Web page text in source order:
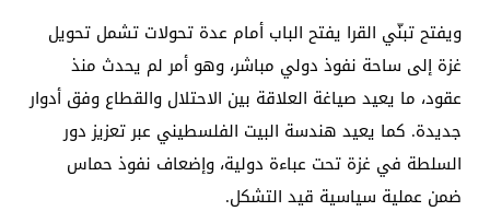
ويفتح تبنّي القرا يفتح الباب أمام عدة تحولات تشمل تحويل
غزة إلى ساحة نفوذ دولي مباشر، وهو أمر لم يحدث منذ
عقود، ما يعيد صياغة العلاقة بين الاحتلال والقطاع وفق أدوار
جديدة. كما يعيد هندسة البيت الفلسطيني عبر تعزيز دور
السلطة في غزة تحت عباءة دولية، وإضعاف نفوذ حماس
ضمن عملية سياسية قيد التشكل.